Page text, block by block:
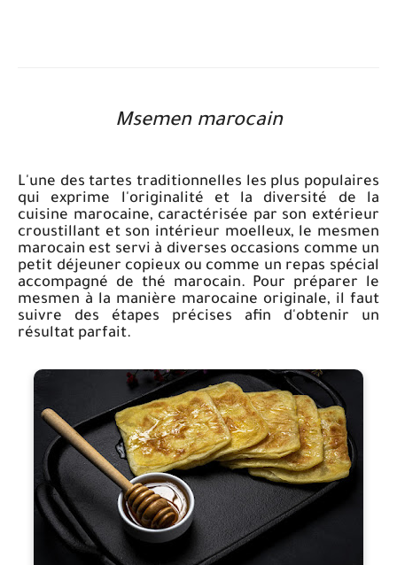
Msemen marocain
L'une des tartes traditionnelles les plus populaires
qui exprime l'originalité et la diversité de la
cuisine marocaine, caractérisée par son extérieur
croustillant et son intérieur moelleux, le mesmen
marocain est servi à diverses occasions comme un
petit déjeuner copieux ou comme un repas spécial
accompagné de thé marocain. Pour préparer le
mesmen à la manière marocaine originale, il faut
suivre des étapes précises afin d'obtenir un
résultat parfait.